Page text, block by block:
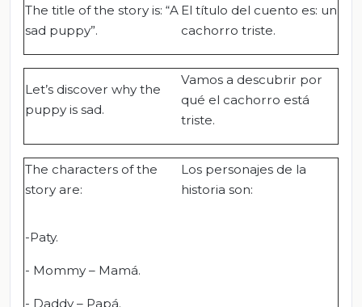
The title of the story is: “A
sad puppy”.
El título del cuento es: un
cachorro triste.
Let’s discover why the
puppy is sad.
Vamos a descubrir por
qué el cachorro está
triste.
The characters of the
story are:
Los personajes de la
historia son:
-Paty.
- Mommy – Mamá.
- Daddy – Papá.